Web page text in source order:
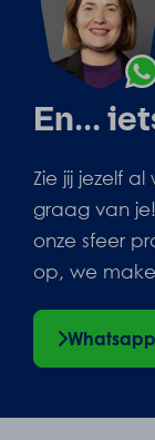
En...
Zie jij jezelf
graag van
onze sfeer
op, we